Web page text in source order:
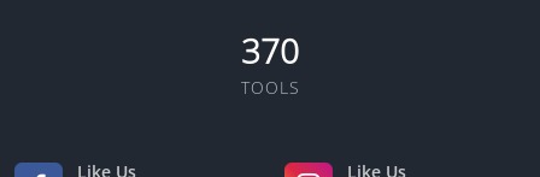
370
TOOLS
Like Us Like Us